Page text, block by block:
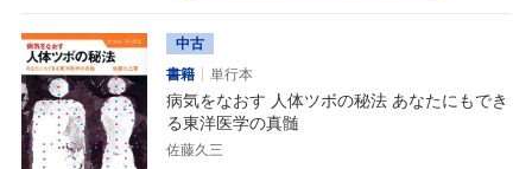
中古
書籍
単行本
病気をなおす 人体ツボの秘法 あなたにもでき
る東洋医学の真髄
佐藤久三